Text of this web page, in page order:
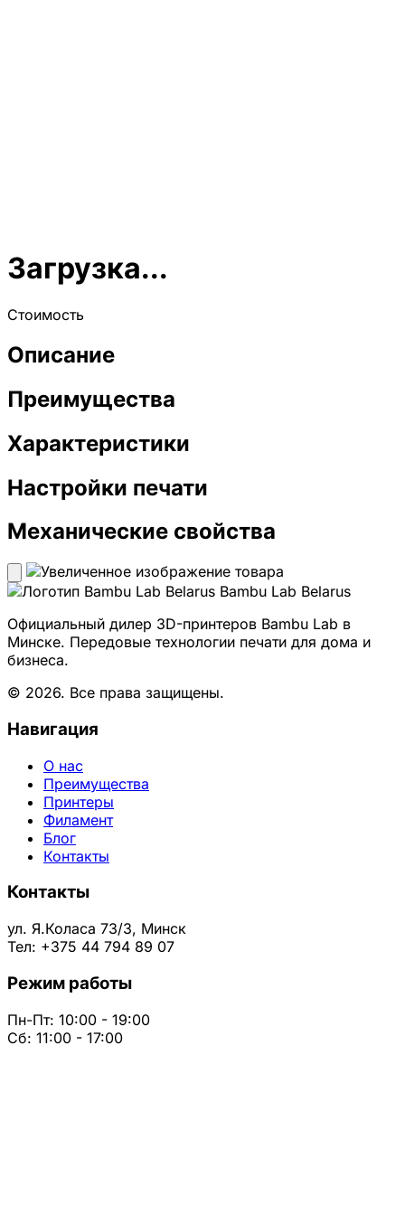
Загрузка...
Стоимость
Описание
Преимущества
Характеристики
Настройки печати
Механические свойства
Bambu Lab Belarus
Официальный дилер 3D-принтеров Bambu Lab в
Минске. Передовые технологии печати для дома и
бизнеса.
© 2026. Все права защищены.
Навигация
О нас
Преимущества
Принтеры
Филамент
Блог
Контакты
Контакты
ул. Я.Коласа 73/3, Минск
Тел: +375 44 794 89 07
Режим работы
Пн-Пт: 10:00 - 19:00
Сб: 11:00 - 17:00